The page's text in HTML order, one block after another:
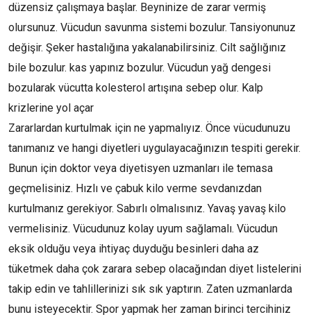
düzensiz çalışmaya başlar. Beyninize de zarar vermiş
olursunuz. Vücudun savunma sistemi bozulur. Tansiyonunuz
değişir. Şeker hastalığına yakalanabilirsiniz. Cilt sağlığınız
bile bozulur. kas yapınız bozulur. Vücudun yağ dengesi
bozularak vücutta kolesterol artışına sebep olur. Kalp
krizlerine yol açar
Zararlardan kurtulmak için ne yapmalıyız. Önce vücudunuzu
tanımanız ve hangi diyetleri uygulayacağınızın tespiti gerekir.
Bunun için doktor veya diyetisyen uzmanları ile temasa
geçmelisiniz. Hızlı ve çabuk kilo verme sevdanızdan
kurtulmanız gerekiyor. Sabırlı olmalısınız. Yavaş yavaş kilo
vermelisiniz. Vücudunuz kolay uyum sağlamalı. Vücudun
eksik olduğu veya ihtiyaç duyduğu besinleri daha az
tüketmek daha çok zarara sebep olacağından diyet listelerini
takip edin ve tahlillerinizi sık sık yaptırın. Zaten uzmanlarda
bunu isteyecektir. Spor yapmak her zaman birinci tercihiniz